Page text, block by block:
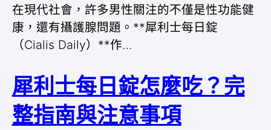
在現代社會，許多男性關注的不僅是性功能健
康，還有攝護腺問題。**犀利士每日錠
（Cialis Daily）**作…
犀利士每日錠怎麼吃？完
整指南與注意事項